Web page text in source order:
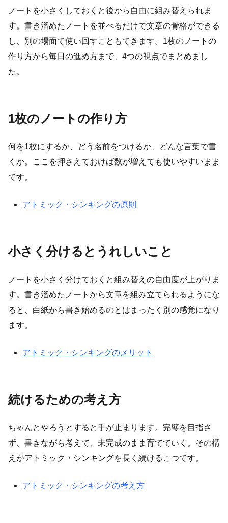
ノートを小さくしておくと後から自由に組み替えられま
す。書き溜めたノートを並べるだけで文章の骨格ができる
し、別の場面で使い回すこともできます。1枚のノートの
作り方から毎日の進め方まで、4つの視点でまとめまし
た。
1枚のノートの作り方
何を1枚にするか、どう名前をつけるか、どんな言葉で書
くか。ここを押さえておけば数が増えても使いやすいまま
です。
アトミック・シンキングの原則
小さく分けるとうれしいこと
ノートを小さく分けておくと組み替えの自由度が上がりま
す。書き溜めたノートから文章を組み立てられるようにな
ると、白紙から書き始めるのとはまったく別の感覚になり
ます。
アトミック・シンキングのメリット
続けるための考え方
ちゃんとやろうとすると手が止まります。完璧を目指さ
ず、書きながら考えて、未完成のまま育てていく。その構
えがアトミック・シンキングを長く続けるこつです。
アトミック・シンキングの考え方